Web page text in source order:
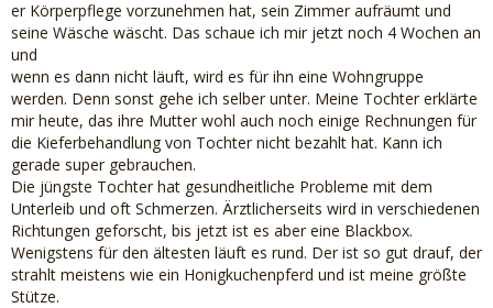
er Körperpflege vorzunehmen hat, sein Zimmer aufräumt und
seine Wäsche wäscht. Das schaue ich mir jetzt noch 4 Wochen an
und
wenn es dann nicht läuft, wird es für ihn eine Wohngruppe
werden. Denn sonst gehe ich selber unter. Meine Tochter erklärte
mir heute, das ihre Mutter wohl auch noch einige Rechnungen für
die Kieferbehandlung von Tochter nicht bezahlt hat. Kann ich
gerade super gebrauchen.
Die jüngste Tochter hat gesundheitliche Probleme mit dem
Unterleib und oft Schmerzen. Ärztlicherseits wird in verschiedenen
Richtungen geforscht, bis jetzt ist es aber eine Blackbox.
Wenigstens für den ältesten läuft es rund. Der ist so gut drauf, der
strahlt meistens wie ein Honigkuchenpferd und ist meine größte
Stütze.